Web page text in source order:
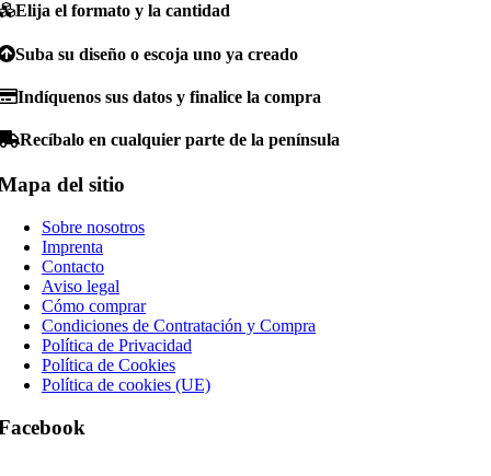
Elija el formato y la cantidad
Suba su diseño o escoja uno ya creado
Indíquenos sus datos y finalice la compra
Recíbalo en cualquier parte de la península
del sitio
Sobre nosotros
Imprenta
Contacto
Aviso legal
Cómo comprar
Condiciones de Contratación y Compra
Política de Privacidad
Política de Cookies
Política de cookies (UE)